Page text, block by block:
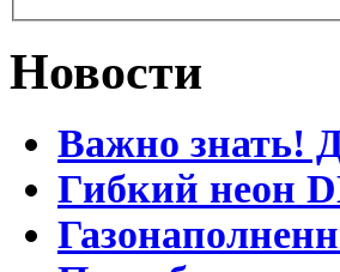
Новости
Важно знать!
Гибкий неон